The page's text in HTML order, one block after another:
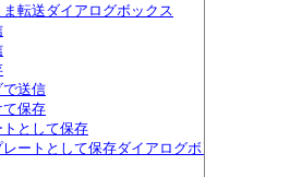
ま転送ダイアログボックス
で送信
て保存
として保存
ートとして保存ダイアログボックス